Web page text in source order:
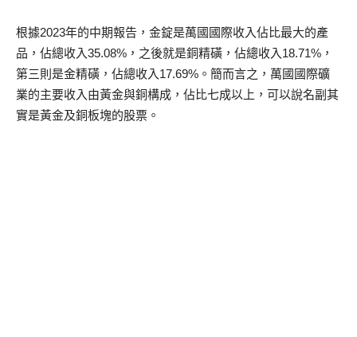
根據2023年的中期報告，金錠是萬國國際收入佔比最大的產
品，佔總收入35.08%，之後就是銅精磺，佔總收入18.71%，
第三則是金精磺，佔總收入17.69%。簡而言之，萬國國際礦
業的主要收入由黃金與銅構成，佔比七成以上，可以說名副其
實是黃金及銅板塊的股票。